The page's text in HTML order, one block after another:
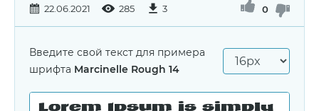
22.06.2021 285 3 0
Введите свой текст для примера
шрифта Marcinelle Rough 14